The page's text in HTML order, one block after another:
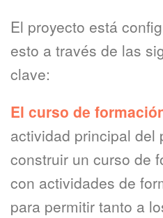
El proyecto está
esto a través de las
clave:
El curso de
actividad principal del
construir un curso de
con actividades de
para permitir tanto a